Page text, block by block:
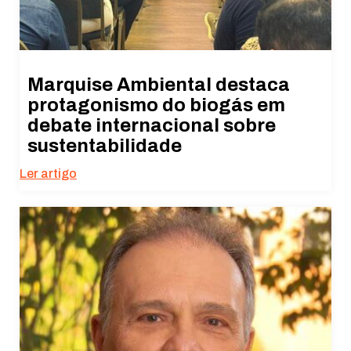
Marquise Ambiental destaca
protagonismo do biogás em
debate internacional sobre
sustentabilidade
Ler artigo
Necessário
Esses cookies
não são
opcionais. São
necessários
para o
funcionamento
do site.